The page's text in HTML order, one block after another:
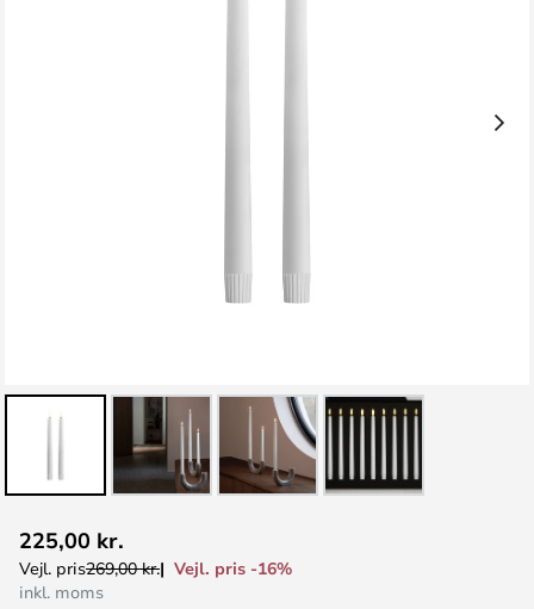
til
starten
225,00 kr.
Vejl. pris269,00 kr.
Vejl. pris -16%
inkl. moms